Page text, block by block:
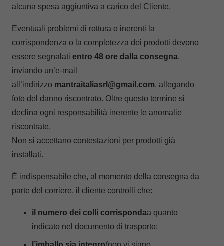
alcuna spesa aggiuntiva a carico del Cliente.
Eventuali problemi di rottura o inerenti la
corrispondenza o la completezza dei prodotti devono
essere segnalati entro 48 ore dalla consegna,
inviando un’e-mail
all’indirizzo mantraitaliasrl@gmail.com, allegando
foto del danno riscontrato. Oltre questo termine si
declina ogni responsabilità inerente le anomalie
riscontrate.
Non si accettano contestazioni per prodotti già
installati.
È indispensabile che, al momento della consegna da
parte del corriere, il cliente controlli che:
il numero dei colli corrispondaa quanto
indicato nel documento di trasporto;